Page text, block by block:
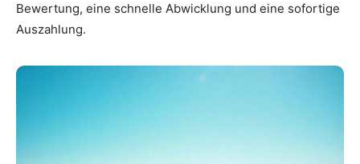
Bewertung, eine schnelle Abwicklung und eine sofortige
Auszahlung.